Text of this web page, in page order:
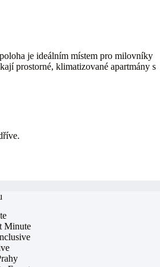
je ideálním místem pro milovníky
prostorné, klimatizované apartmány s
Minute